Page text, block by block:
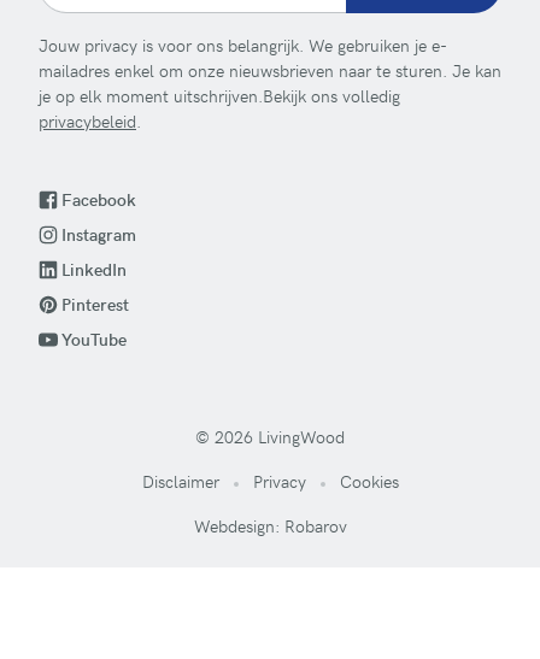
Jouw privacy is voor ons belangrijk. We gebruiken je e-
mailadres enkel om onze nieuwsbrieven naar te sturen. Je kan
je op elk moment uitschrijven.Bekijk ons volledig
privacybeleid.
Facebook
Instagram
LinkedIn
Pinterest
YouTube
© 2026 LivingWood
Disclaimer
Privacy
Cookies
Webdesign: Robarov